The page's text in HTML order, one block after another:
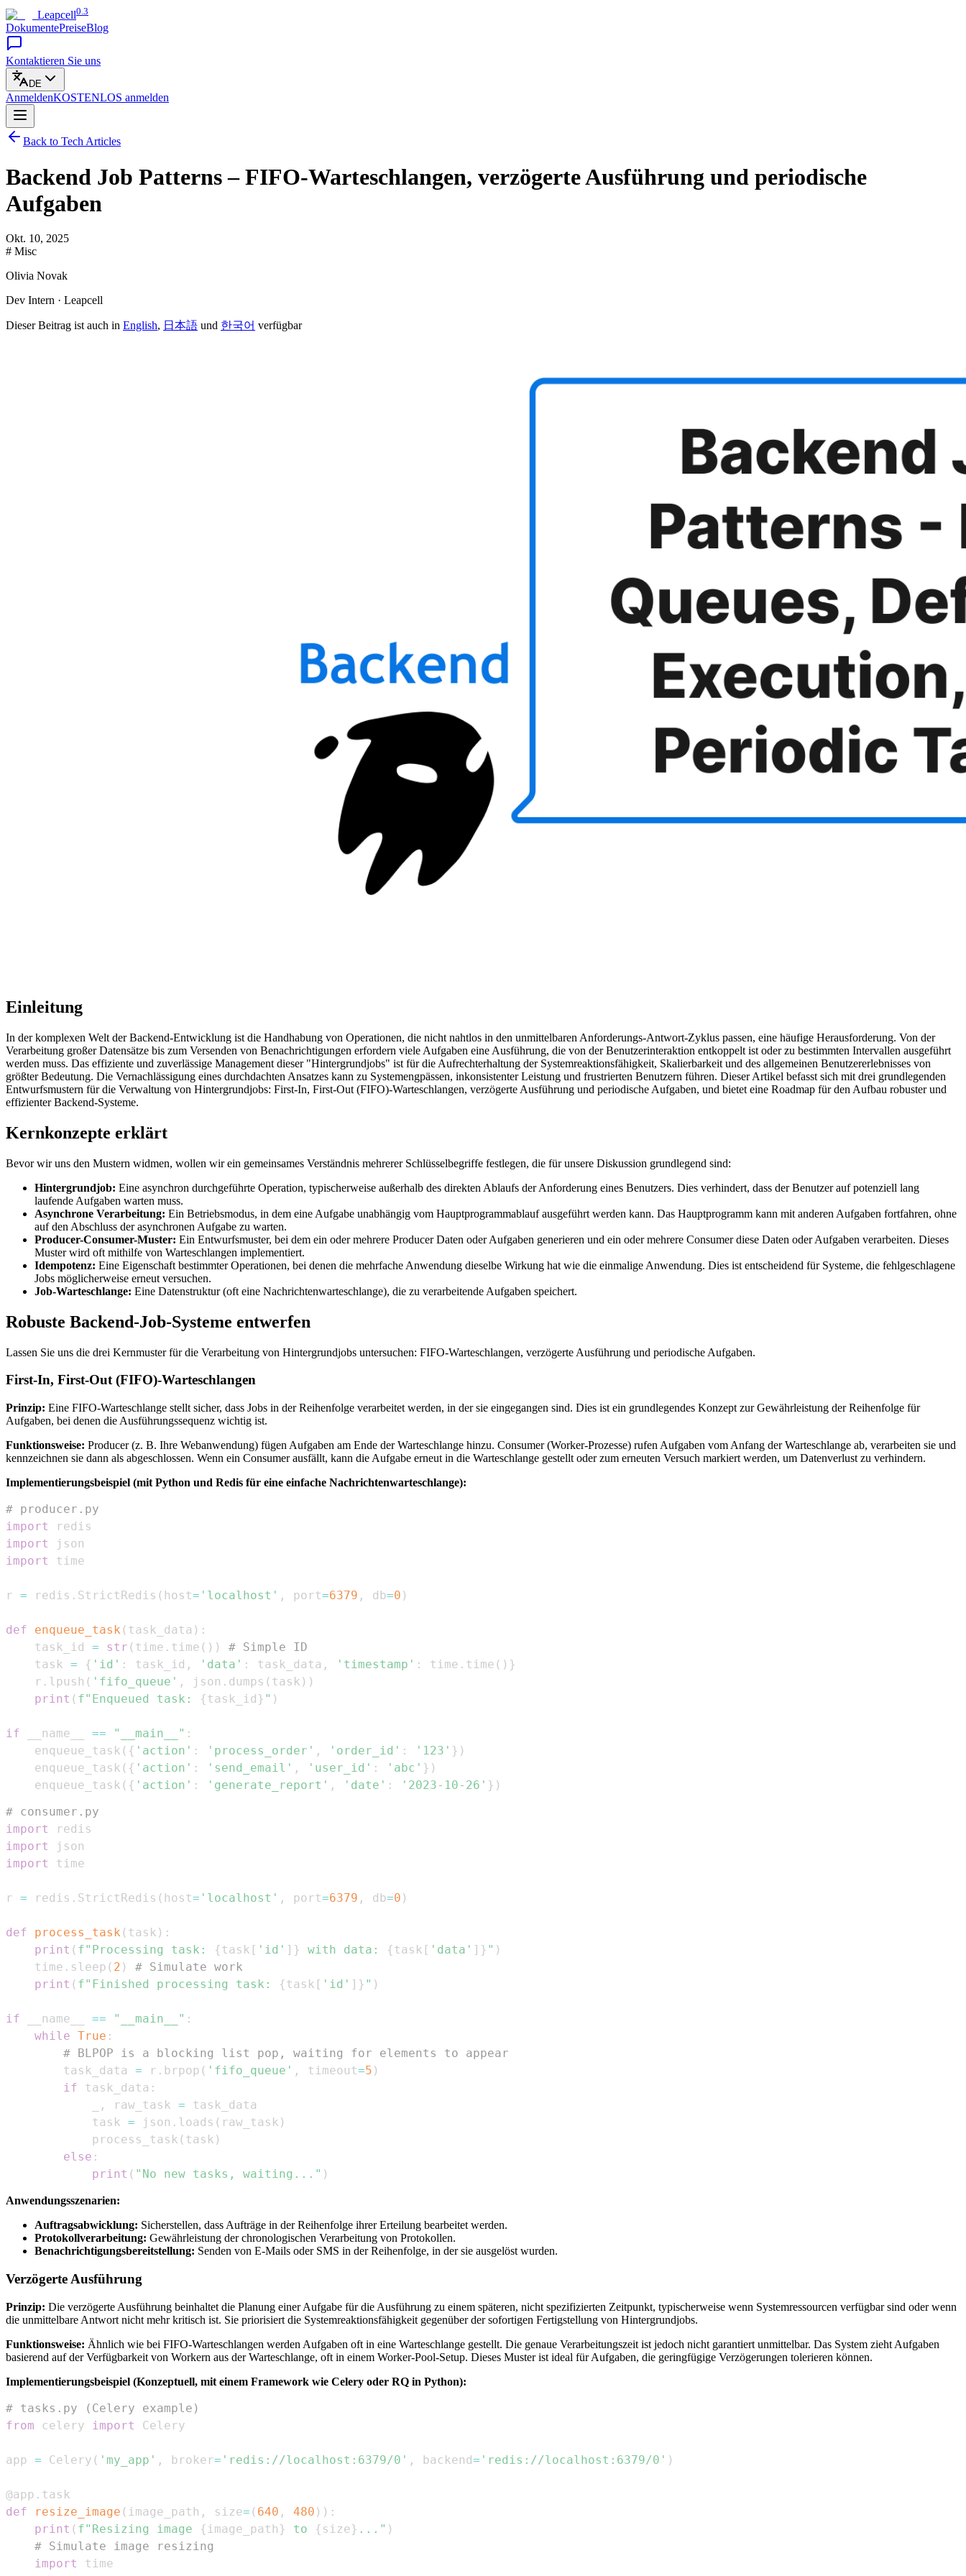
Leapcell0.3
DokumentePreiseBlog
Kontaktieren Sie uns
DE
AnmeldenKOSTENLOS anmelden
Back to Tech Articles
Backend Job Patterns – FIFO-Warteschlangen, verzögerte Ausführung und periodische
Aufgaben
Okt. 10, 2025
# Misc
Olivia Novak
Dev Intern · Leapcell
Dieser Beitrag ist auch in English, 日本語 und 한국어 verfügbar
Einleitung
In der komplexen Welt der Backend-Entwicklung ist die Handhabung von Operationen, die nicht nahtlos in den unmittelbaren Anforderungs-Antwort-Zyklus passen, eine häufige Herausforderung. Von der
Verarbeitung großer Datensätze bis zum Versenden von Benachrichtigungen erfordern viele Aufgaben eine Ausführung, die von der Benutzerinteraktion entkoppelt ist oder zu bestimmten Intervallen ausgeführt
werden muss. Das effiziente und zuverlässige Management dieser "Hintergrundjobs" ist für die Aufrechterhaltung der Systemreaktionsfähigkeit, Skalierbarkeit und des allgemeinen Benutzererlebnisses von
größter Bedeutung. Die Vernachlässigung eines durchdachten Ansatzes kann zu Systemengpässen, inkonsistenter Leistung und frustrierten Benutzern führen. Dieser Artikel befasst sich mit drei grundlegenden
Entwurfsmustern für die Verwaltung von Hintergrundjobs: First-In, First-Out (FIFO)-Warteschlangen, verzögerte Ausführung und periodische Aufgaben, und bietet eine Roadmap für den Aufbau robuster und
effizienter Backend-Systeme.
Kernkonzepte erklärt
Bevor wir uns den Mustern widmen, wollen wir ein gemeinsames Verständnis mehrerer Schlüsselbegriffe festlegen, die für unsere Diskussion grundlegend sind:
Hintergrundjob: Eine asynchron durchgeführte Operation, typischerweise außerhalb des direkten Ablaufs der Anforderung eines Benutzers. Dies verhindert, dass der Benutzer auf potenziell lang
laufende Aufgaben warten muss.
Asynchrone Verarbeitung: Ein Betriebsmodus, in dem eine Aufgabe unabhängig vom Hauptprogrammablauf ausgeführt werden kann. Das Hauptprogramm kann mit anderen Aufgaben fortfahren, ohne
auf den Abschluss der asynchronen Aufgabe zu warten.
Producer-Consumer-Muster: Ein Entwurfsmuster, bei dem ein oder mehrere Producer Daten oder Aufgaben generieren und ein oder mehrere Consumer diese Daten oder Aufgaben verarbeiten. Dieses
Muster wird oft mithilfe von Warteschlangen implementiert.
Idempotenz: Eine Eigenschaft bestimmter Operationen, bei denen die mehrfache Anwendung dieselbe Wirkung hat wie die einmalige Anwendung. Dies ist entscheidend für Systeme, die fehlgeschlagene
Jobs möglicherweise erneut versuchen.
Job-Warteschlange: Eine Datenstruktur (oft eine Nachrichtenwarteschlange), die zu verarbeitende Aufgaben speichert.
Robuste Backend-Job-Systeme entwerfen
Lassen Sie uns die drei Kernmuster für die Verarbeitung von Hintergrundjobs untersuchen: FIFO-Warteschlangen, verzögerte Ausführung und periodische Aufgaben.
First-In, First-Out (FIFO)-Warteschlangen
Prinzip: Eine FIFO-Warteschlange stellt sicher, dass Jobs in der Reihenfolge verarbeitet werden, in der sie eingegangen sind. Dies ist ein grundlegendes Konzept zur Gewährleistung der Reihenfolge für
Aufgaben, bei denen die Ausführungssequenz wichtig ist.
Funktionsweise: Producer (z. B. Ihre Webanwendung) fügen Aufgaben am Ende der Warteschlange hinzu. Consumer (Worker-Prozesse) rufen Aufgaben vom Anfang der Warteschlange ab, verarbeiten sie und
kennzeichnen sie dann als abgeschlossen. Wenn ein Consumer ausfällt, kann die Aufgabe erneut in die Warteschlange gestellt oder zum erneuten Versuch markiert werden, um Datenverlust zu verhindern.
Implementierungsbeispiel (mit Python und Redis für eine einfache Nachrichtenwarteschlange):
# producer.py
import
import
import
r = redis . StrictRedis ( host= 'localhost' , port=6379 , db=0 )
def enqueue_task ( task_data ) :
    task_id
= str ( time . time ( ) )
# Simple ID
    task
= { 'id' : task_id , 'data' : task_data , 'timestamp' : time . time ( ) }
    r
. lpush ( 'fifo_queue' , json . dumps ( task ) )
print ( f"Enqueued task: {task_id } " )
if __name__ == "__main__" :
    enqueue_task
( { 'action' : 'process_order' , 'order_id' : '123' } )
    enqueue_task
( { 'action' : 'send_email' , 'user_id' : 'abc' } )
    enqueue_task
( { 'action' : 'generate_report' , 'date' : '2023-10-26' } )
# consumer.py
import
import
import
r = redis . StrictRedis ( host= 'localhost' , port=6379 , db=0 )
def process_task ( task ) :
print ( f"Processing task: {task [ 'id' ] } with data: {task [ 'data' ] } " )
    time
. sleep ( 2 )
# Simulate work
print ( f"Finished processing task: {task [ 'id' ] } " )
if __name__ == "__main__" :
while True :
# BLPOP is a blocking list pop, waiting for elements to appear
        task_data
= r . brpop ( 'fifo_queue' , timeout=5 )
if task_data :
, raw_task =
            task
= json . loads ( raw_task )
            process_task
( task )
else :
print ( "No new tasks, waiting..." )
Anwendungsszenarien:
Auftragsabwicklung: Sicherstellen, dass Aufträge in der Reihenfolge ihrer Erteilung bearbeitet werden.
Protokollverarbeitung: Gewährleistung der chronologischen Verarbeitung von Protokollen.
Benachrichtigungsbereitstellung: Senden von E-Mails oder SMS in der Reihenfolge, in der sie ausgelöst wurden.
Verzögerte Ausführung
Prinzip: Die verzögerte Ausführung beinhaltet die Planung einer Aufgabe für die Ausführung zu einem späteren, nicht spezifizierten Zeitpunkt, typischerweise wenn Systemressourcen verfügbar sind oder wenn
die unmittelbare Antwort nicht mehr kritisch ist. Sie priorisiert die Systemreaktionsfähigkeit gegenüber der sofortigen Fertigstellung von Hintergrundjobs.
Funktionsweise: Ähnlich wie bei FIFO-Warteschlangen werden Aufgaben oft in eine Warteschlange gestellt. Die genaue Verarbeitungszeit ist jedoch nicht garantiert unmittelbar. Das System zieht Aufgaben
basierend auf der Verfügbarkeit von Workern aus der Warteschlange, oft in einem Worker-Pool-Setup. Dieses Muster ist ideal für Aufgaben, die geringfügige Verzögerungen tolerieren können.
Implementierungsbeispiel (Konzeptuell, mit einem Framework wie Celery oder RQ in Python):
# tasks.py (Celery example)
from celery import
app = Celery ( 'my_app' , broker= 'redis://localhost:6379/0' , backend= 'redis://localhost:6379/0' )
@app . task
def
resize_image ( image_path , size= ( 640 , 480 ) ) :
print ( f"Resizing image { image_path } to { size} ..." )
# Simulate image resizing
import